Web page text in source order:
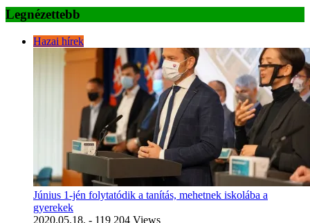
Legnézettebb
Hazai hírek
Június 1-jén folytatódik a tanítás, mehetnek iskolába a
gyerekek
2020.05.18. - 119 204 Views